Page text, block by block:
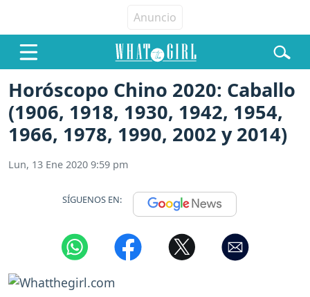
Horóscopo Chino 2020: Caballo
(1906, 1918, 1930, 1942, 1954,
1966, 1978, 1990, 2002 y 2014)
Lun, 13 Ene 2020 9:59 pm
SÍGUENOS EN: